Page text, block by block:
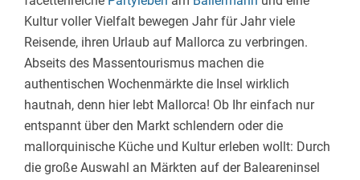
Kultur voller Vielfalt bewegen Jahr für Jahr viele
Reisende, ihren Urlaub auf Mallorca zu verbringen.
Abseits des Massentourismus machen die
authentischen Wochenmärkte die Insel wirklich
hautnah, denn hier lebt Mallorca! Ob Ihr einfach nur
entspannt über den Markt schlendern oder die
mallorquinische Küche und Kultur erleben wollt: Durch
die große Auswahl an Märkten auf der Baleareninsel